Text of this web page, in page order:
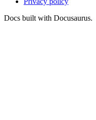
Docs built with Docusaurus.